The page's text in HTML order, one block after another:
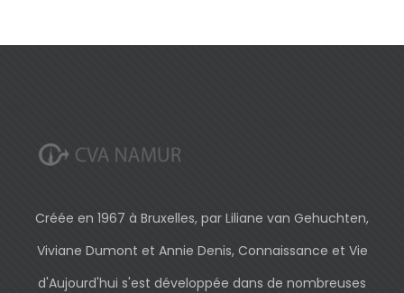
Créée en 1967 à Bruxelles, par Liliane van Gehuchten,
Viviane Dumont et Annie Denis, Connaissance et Vie
d'Aujourd'hui s'est développée dans de nombreuses